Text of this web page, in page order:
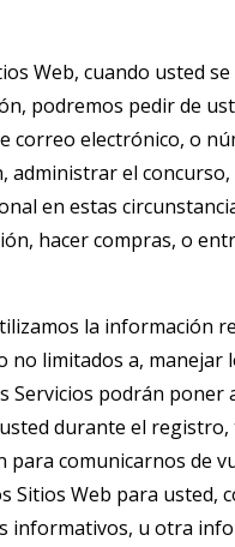
Web, cuando usted
podremos pedir de
correo electrónico, o
administrar el
en estas
hacer compras, o
la información
limitados a, manejar
Servicios podrán
durante el registro,
para comunicarnos de
Sitios Web para usted,
informativos, u otra